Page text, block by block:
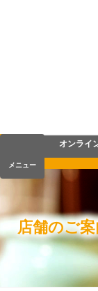
メニュー
オンライ
店舗のご